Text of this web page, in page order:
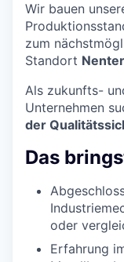
Wir bauen
zum
Standort
Als zukunfts-
Unternehmen
der
Das
oder
Erfahrung